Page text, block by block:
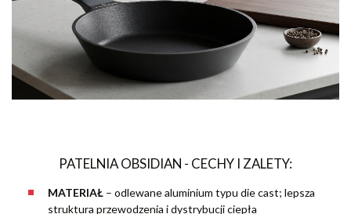
PATELNIA OBSIDIAN - CECHY I ZALETY:
MATERIAŁ – odlewane aluminium typu die cast; lepsza
struktura przewodzenia i dystrybucji ciepła